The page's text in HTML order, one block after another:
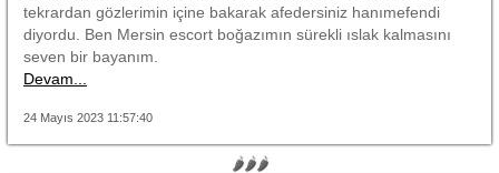
tekrardan gözlerimin içine bakarak afedersiniz hanımefendi
diyordu. Ben Mersin escort boğazımın sürekli ıslak kalmasını
seven bir bayanım.
Devam...
24 Mayıs 2023 11:57:40
🌶🌶🌶